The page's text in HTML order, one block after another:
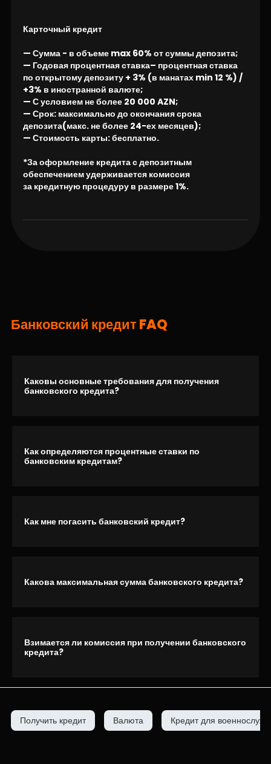
Карточный кредит
— Сумма - в объеме max 60% от суммы депозита;
— Годовая процентная ставка– процентная ставка
по открытому депозиту + 3% (в манатах min 12 %) /
+3% в иностранной валюте;
— С условием не более 20 000 AZN;
— Срок: максимально до окончания срока
депозита(макс. не более 24-ех месяцев);
— Стоимость карты: бесплатно.
*За оформление кредита с депозитным
обеспечением удерживается комиссия
за кредитную процедуру в размере 1%.
Банковский кредит FAQ
Каковы основные требования для получения
банковского кредита?
Как определяются процентные ставки по
банковским кредитам?
Как мне погасить банковский кредит?
Какова максимальная сумма банковского кредита?
Взимается ли комиссия при получении банковского
кредита?
Получить кредит Валюта Кредит для